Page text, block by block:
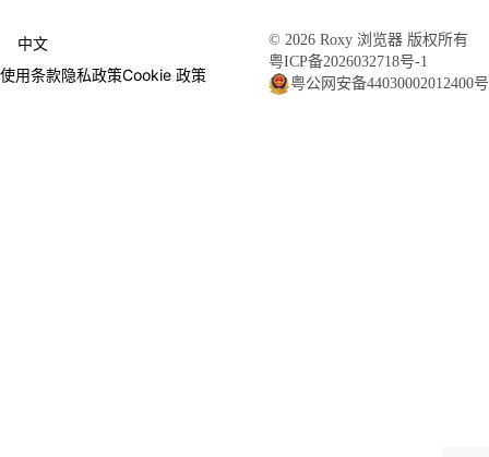
中文
使用条款隐私政策Cookie 政策
© 2026 Roxy 浏览器 版权所有
粤ICP备2026032718号-1
粤公网安备44030002012400号